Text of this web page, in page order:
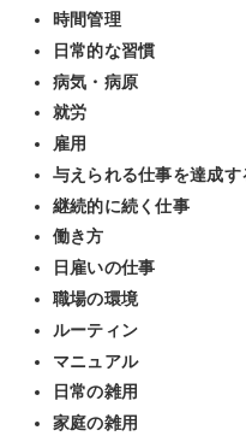
時間管理
日常的な習慣
病気・病原
就労
雇用
与えられる仕事を達成す
継続的に続く仕事
働き方
日雇いの仕事
職場の環境
ルーティン
マニュアル
日常の雑用
家庭の雑用